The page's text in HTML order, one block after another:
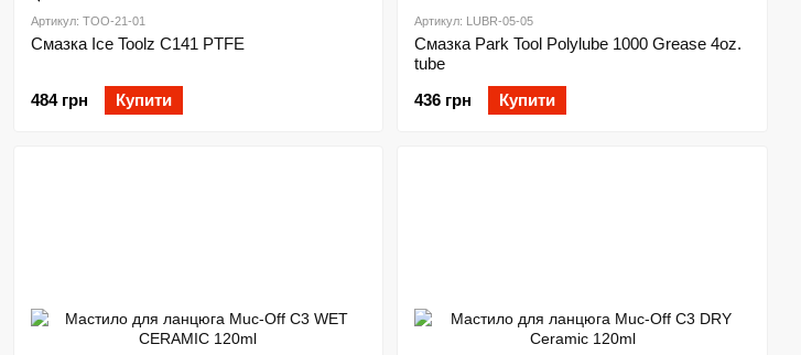
Артикул: TOO-21-01
Смазка Ice Toolz C141 PTFE
484 грн Купити
Артикул: LUBR-05-05
Смазка Park Tool Polylube 1000 Grease 4oz.
tube
436 грн
Купити